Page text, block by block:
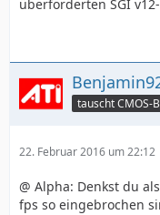
überforderten SGI
22. Februar 2016 um 22:12
@ Alpha: Denkst du
fps so eingebrochen